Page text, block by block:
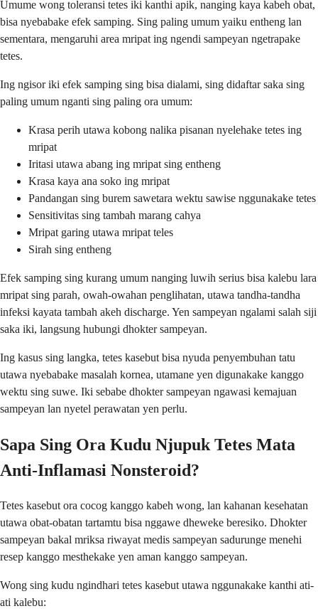
Umume wong toleransi tetes iki kanthi apik, nanging kaya kabeh obat,
bisa nyebabake efek samping. Sing paling umum yaiku entheng lan
sementara, mengaruhi area mripat ing ngendi sampeyan ngetrapake
tetes.
Ing ngisor iki efek samping sing bisa dialami, sing didaftar saka sing
paling umum nganti sing paling ora umum:
Krasa perih utawa kobong nalika pisanan nyelehake tetes ing
mripat
Iritasi utawa abang ing mripat sing entheng
Krasa kaya ana soko ing mripat
Pandangan sing burem sawetara wektu sawise nggunakake tetes
Sensitivitas sing tambah marang cahya
Mripat garing utawa mripat teles
Sirah sing entheng
Efek samping sing kurang umum nanging luwih serius bisa kalebu lara
mripat sing parah, owah-owahan penglihatan, utawa tandha-tandha
infeksi kayata tambah akeh discharge. Yen sampeyan ngalami salah siji
saka iki, langsung hubungi dhokter sampeyan.
Ing kasus sing langka, tetes kasebut bisa nyuda penyembuhan tatu
utawa nyebabake masalah kornea, utamane yen digunakake kanggo
wektu sing suwe. Iki sebabe dhokter sampeyan ngawasi kemajuan
sampeyan lan nyetel perawatan yen perlu.
Sapa Sing Ora Kudu Njupuk Tetes Mata
Anti-Inflamasi Nonsteroid?
Tetes kasebut ora cocog kanggo kabeh wong, lan kahanan kesehatan
utawa obat-obatan tartamtu bisa nggawe dheweke beresiko. Dhokter
sampeyan bakal mriksa riwayat medis sampeyan sadurunge menehi
resep kanggo mesthekake yen aman kanggo sampeyan.
Wong sing kudu ngindhari tetes kasebut utawa nggunakake kanthi ati-
ati kalebu: